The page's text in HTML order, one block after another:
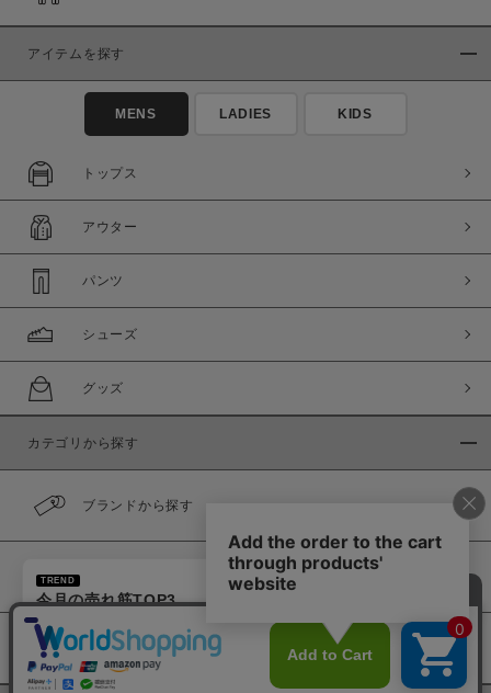
×
TREND
今月の売れ筋TOP3
1 ドローストリング 巾着バッグ
2
3 VIB SOCKS
アイテムを探す
MENS LADIES KIDS
トップス
アウター
パンツ
シューズ
グッズ
カテゴリから探す
ブランドから探す
履き比べ可能商品